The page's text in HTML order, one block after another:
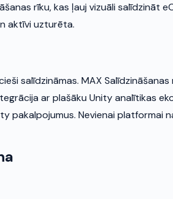
rīku, kas ļauj vizuāli salīdzināt
aktīvi uzturēta.
salīdzināmas. MAX
ar plašāku Unity analītikas
pakalpojumus. Nevienai platformai